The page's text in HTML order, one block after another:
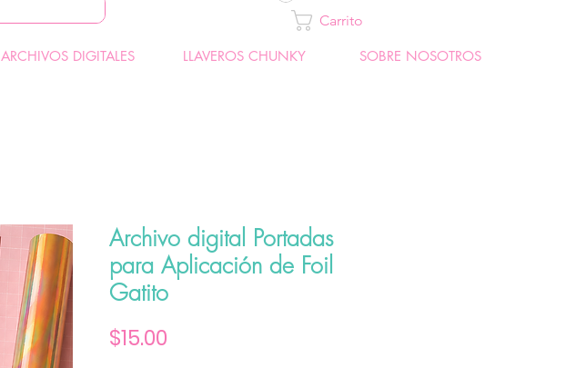
Carrito
ARCHIVOS DIGITALES LLAVEROS CHUNKY SOBRE NOSOTROS
Archivo digital Portadas
para Aplicación de Foil
Gatito
$15.00